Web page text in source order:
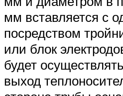
мм вставляется с
посредством
или блок
будет
выход